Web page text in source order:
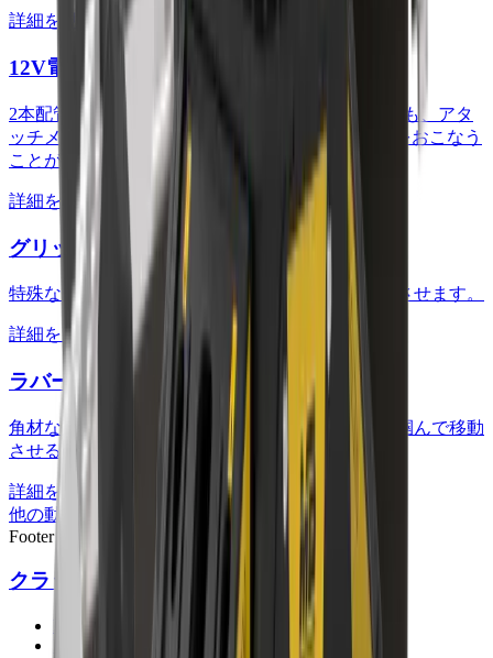
詳細を見る
12V電気系キット
2本配管(共用配管/往復配管)仕様の油圧ショベルでも、アタ
ッチメントを360°回転させて効率よく正確に作業をおこなう
ことが可能です。
詳細を見る
グリップ型先端刃
特殊な形のものや重量物をしっかりと掴んで移動させます。
詳細を見る
ラバーグリップ型先端刃
角材などのまっすぐな物や取り扱いにくい資材を掴んで移動
させるのに適しています。
詳細を見る
他の動画もぜひご覧ください ->
Footer
クラッシャー
MB-C50
BF60.1